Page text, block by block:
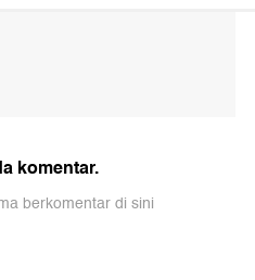
komentar.
berkomentar di sini